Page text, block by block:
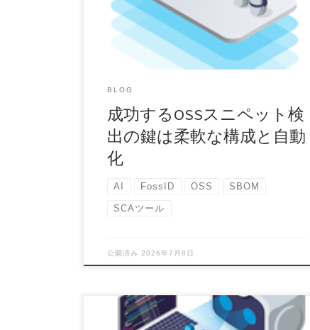
が見られま […]
BLOG
成功するOSSスニペット検
出の鍵は柔軟な構成と自動
化
AI FossID OSS SBOM
SCAツール
公開済み2026年7月8日